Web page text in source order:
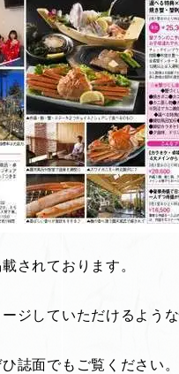
されております。
ジしていただけるよう
誌面でもご覧ください。